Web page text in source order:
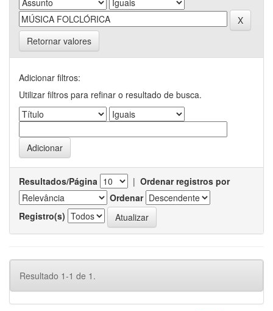
Retornar valores
Adicionar filtros:
Utilizar filtros para refinar o resultado de busca.
Resultados/Página | Ordenar registros por
Ordenar
Registro(s)
Resultado 1-1 de 1.